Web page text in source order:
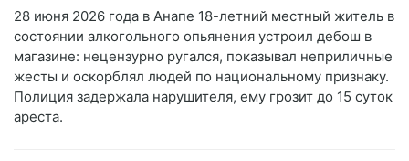
28 июня 2026 года в Анапе 18-летний местный житель в
состоянии алкогольного опьянения устроил дебош в
магазине: нецензурно ругался, показывал неприличные
жесты и оскорблял людей по национальному признаку.
Полиция задержала нарушителя, ему грозит до 15 суток
ареста.